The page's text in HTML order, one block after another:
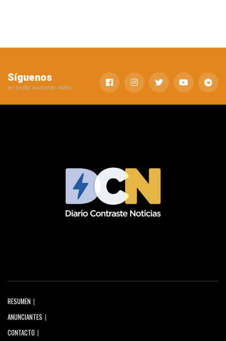
Síguenos
en todas nuestras redes
RESUMEN
ANUNCIANTES
CONTACTO